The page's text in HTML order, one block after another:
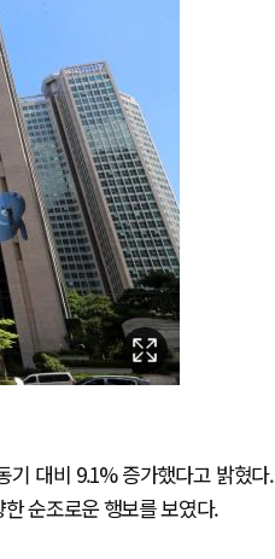
기 대비 9.1% 증가했다고 밝혔다
순조로운 행보를 보였다.